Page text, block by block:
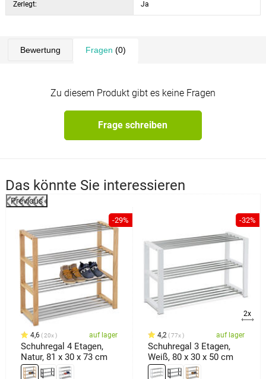
Zerlegt: Ja
Bewertung Fragen (0)
Zu diesem Produkt gibt es keine Fragen
Frage schreiben
Das könnte Sie interessieren
Previous
-29%
4,6 20x auf lager
Schuhregal 4 Etagen,
Natur, 81 x 30 x 73 cm
-32%
2x
4,2 77x auf lager
Schuhregal 3 Etagen,
Weiß, 80 x 30 x 50 cm